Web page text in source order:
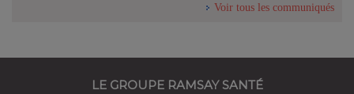
Voir tous les communiqués
LE GROUPE RAMSAY SANTÉ